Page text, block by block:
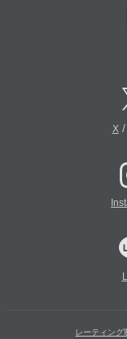
X/
レーティング